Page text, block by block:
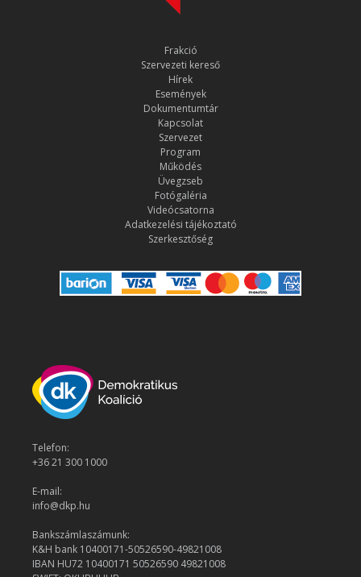
Frakció
Szervezeti kereső
Hírek
Események
Dokumentumtár
Kapcsolat
Szervezet
Program
Működés
Üvegzseb
Fotógaléria
Videócsatorna
Adatkezelési tájékoztató
Szerkesztőség
Telefon:
+36 21 300 1000
E-mail:
info@dkp.hu
Bankszámlaszámunk:
K&H bank 10400171-50526590-49821008
IBAN HU72 10400171 50526590 49821008